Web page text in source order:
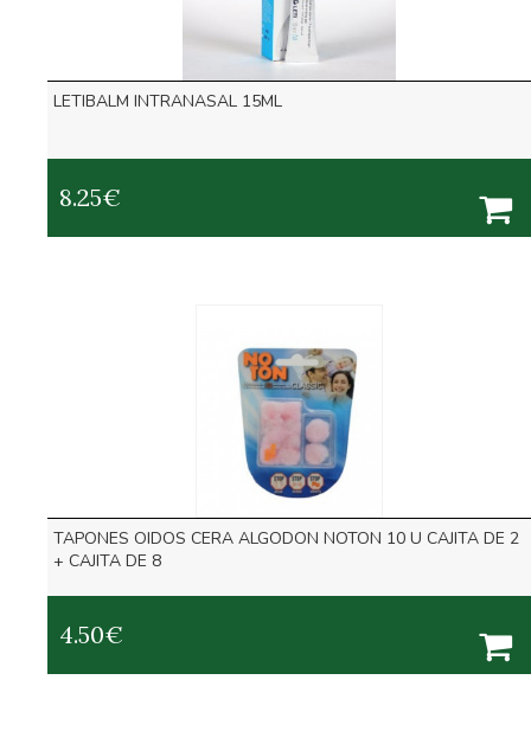
LETIBALM INTRANASAL 15ML
8.25€
TAPONES OIDOS CERA ALGODON NOTON 10 U CAJITA DE 2
+ CAJITA DE 8
4.50€